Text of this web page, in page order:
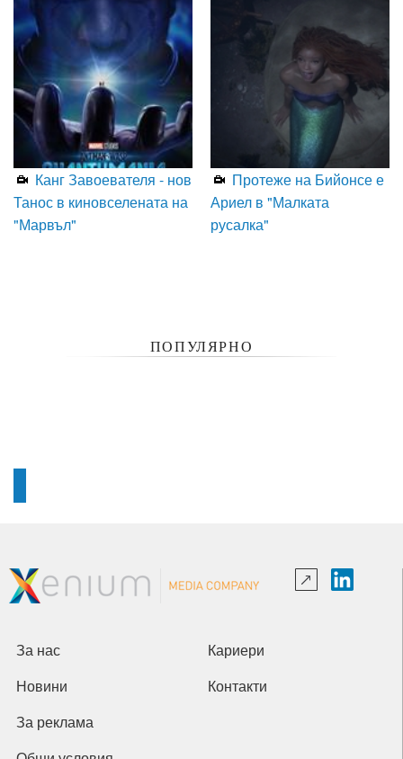
Канг Завоевателя - нов
Танос в киновселената на
"Марвъл"
Протеже на Бийонсе е
Ариел в "Малката
русалка"
ПОПУЛЯРНО
За нас Кариери
Новини Контакти
За реклама